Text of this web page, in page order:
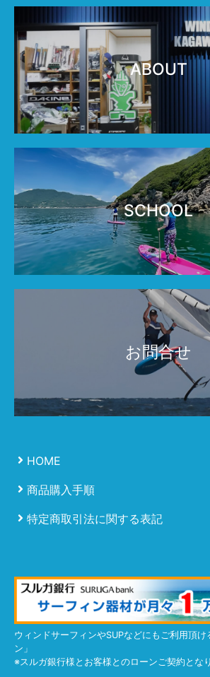
ABOUT
SCHOOL
お問合せ
HOME
商品購入手順
特定商取引法に関する表記
ウィンドサーフィンやSUPなどにもご利用頂
ン」
※スルガ銀行様とお客様とのローンご契約とな